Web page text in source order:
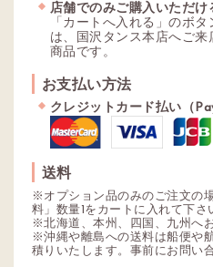
店舗でのみご購入いただけ
「カートへ入れる」のボ
は、国沢タンス本店へご
商品です。
お支払い方法
クレジットカード払い（
送料
※オプション品のみのご注文の
料」数量1をカートに入れて下さ
※北海道、本州、四国、九州へ
※沖縄や離島への送料は船便や
積りいたします。事前にお問い